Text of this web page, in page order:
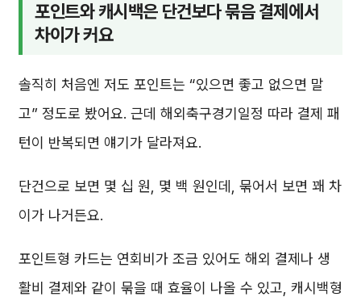
포인트와 캐시백은 단건보다 묶음 결제에서
차이가 커요
솔직히 처음엔 저도 포인트는 “있으면 좋고 없으면 말
고” 정도로 봤어요. 근데 해외축구경기일정 따라 결제 패
턴이 반복되면 얘기가 달라져요.
단건으로 보면 몇 십 원, 몇 백 원인데, 묶어서 보면 꽤 차
이가 나거든요.
포인트형 카드는 연회비가 조금 있어도 해외 결제나 생
활비 결제와 같이 묶을 때 효율이 나올 수 있고, 캐시백형